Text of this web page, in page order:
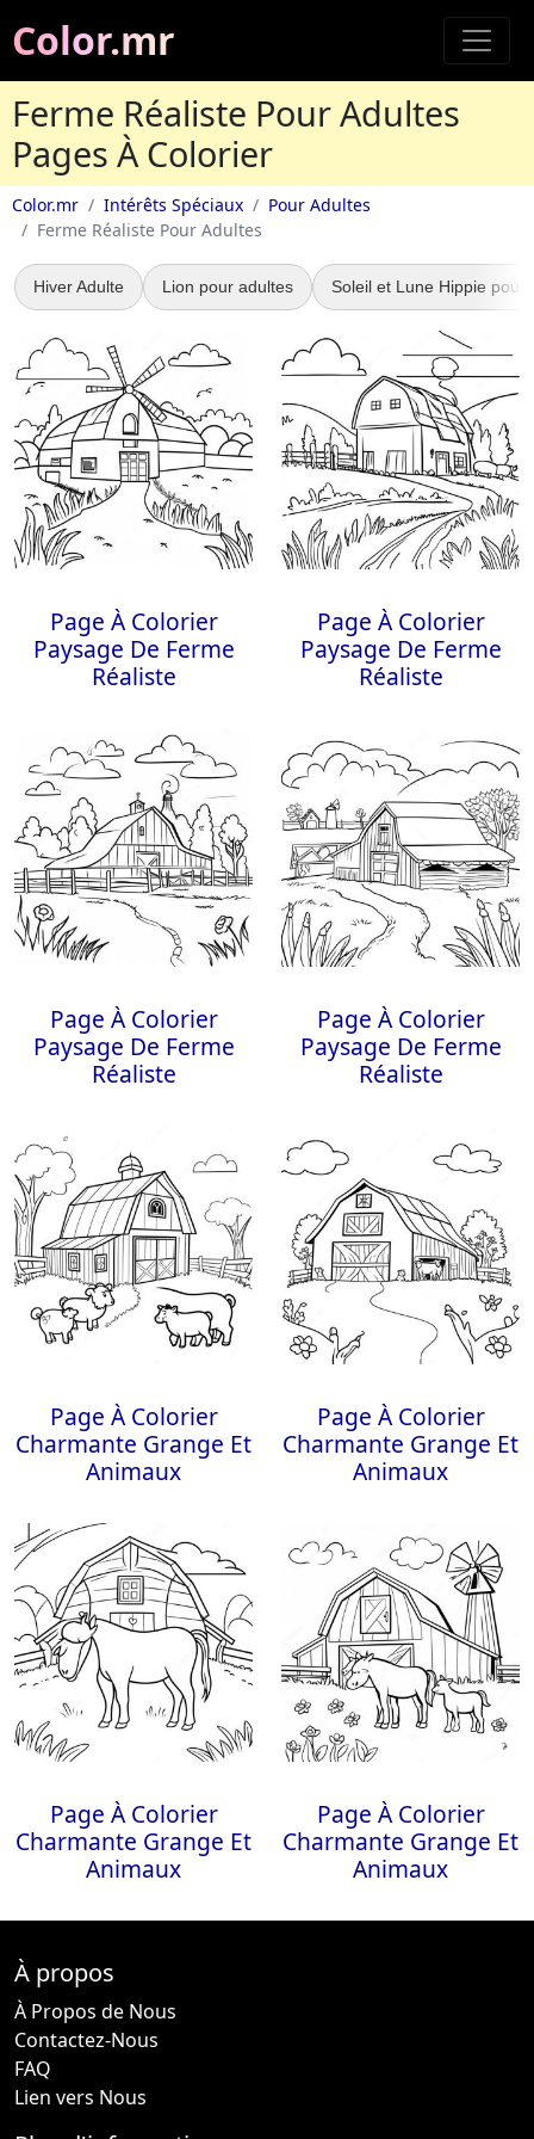
Color.mr
Ferme Réaliste Pour Adultes
Pages À Colorier
Color.mr Intérêts Spéciaux
Pour Adultes
Ferme Réaliste Pour Adultes
Hiver Adulte Lion pour adultes Soleil et Lune Hippie pour
Page À Colorier
Paysage De Ferme
Réaliste
Page À Colorier
Paysage De Ferme
Réaliste
Page À Colorier
Paysage De Ferme
Réaliste
Page À Colorier
Paysage De Ferme
Réaliste
Page À Colorier
Charmante Grange Et
Animaux
Page À Colorier
Charmante Grange Et
Animaux
Page À Colorier
Charmante Grange Et
Animaux
Page À Colorier
Charmante Grange Et
Animaux
À propos
À Propos de Nous
Contactez-Nous
FAQ
Lien vers Nous